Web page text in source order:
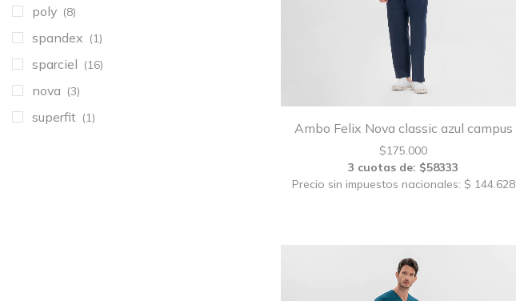
Ambo Felix Nova classic azul campus
$175.000
3 cuotas de: $58333
Precio sin impuestos nacionales: $ 144.628
poly (8)
spandex (1)
sparciel (16)
nova (3)
superfit (1)